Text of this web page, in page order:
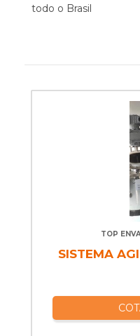
todo o Brasil
TOP
SISTEMA